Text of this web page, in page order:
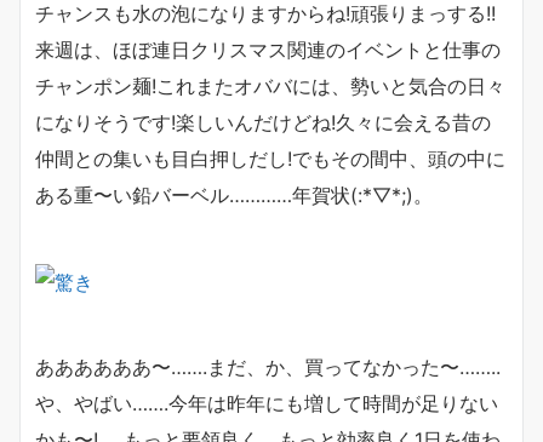
チャンスも水の泡になりますからね!頑張りまっする!!
来週は、ほぼ連日クリスマス関連のイベントと仕事の
チャンポン麺!これまたオババには、勢いと気合の日々
になりそうです!楽しいんだけどね!久々に会える昔の
仲間との集いも目白押しだし!でもその間中、頭の中に
ある重〜い鉛バーベル…………年賀状(:*▽*;)。
ああああああ〜…….まだ、か、買ってなかった〜……..
や、やばい…….今年は昨年にも増して時間が足りない